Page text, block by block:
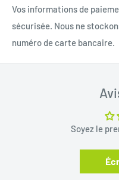
Vos informations de
sécurisée. Nous ne
numéro de carte bancaire.
Soyez le